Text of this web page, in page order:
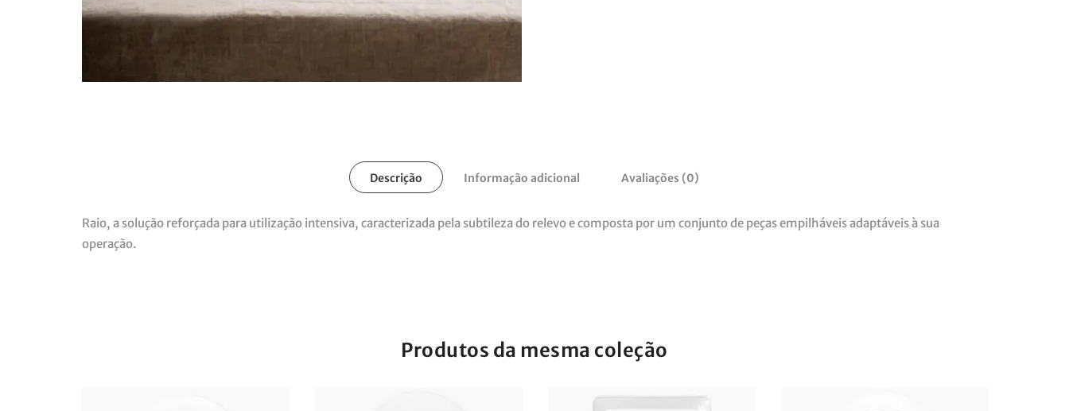
Descrição Informação adicional Avaliações (0)
Raio, a solução reforçada para utilização intensiva, caracterizada pela subtileza do relevo e composta por um conjunto de peças empilháveis adaptáveis à sua
operação.
Produtos da mesma coleção